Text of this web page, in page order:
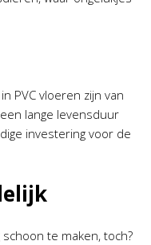
PVC vloeren zijn van
lange levensduur
investering voor de
te maken, toch?